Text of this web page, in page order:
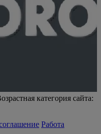
категория сайта:
Работа